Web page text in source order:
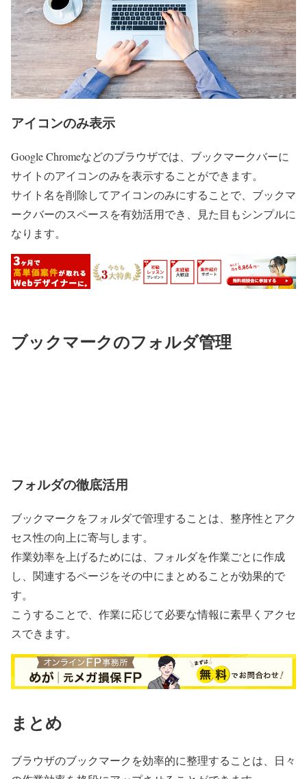
アイコンのみ表示
Google Chromeなどのブラウザでは、ブックマークバーに
サイトのアイコンのみを表示することができます。
サイト名を削除してアイコンのみにすることで、ブックマ
ークバーのスペースを有効活用でき、見た目もシンプルに
なります。
ブックマークのフォルダ管理
フォルダの徹底活用
ブックマークをフォルダで管理することは、整序性とアク
セス性の向上に寄与します。
作業効率を上げるためには、フォルダを作業ごとに作成
し、関連するページをその中にまとめることが効果的で
す。
こうすることで、作業に応じて必要な情報に素早くアクセ
スできます。
まとめ
ブラウザのブックマークを効率的に整理することは、日々